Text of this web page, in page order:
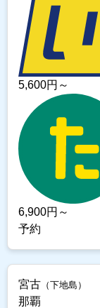
5,600円～
6,900円～
予約
宮古 （下地島）
那覇